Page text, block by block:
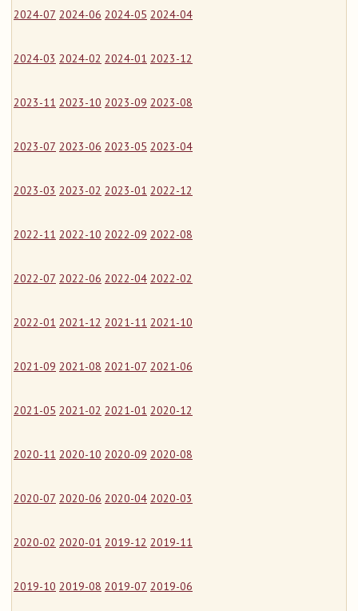
2024-07 2024-06 2024-05 2024-04
2024-03 2024-02 2024-01 2023-12
2023-11 2023-10 2023-09 2023-08
2023-07 2023-06 2023-05 2023-04
2023-03 2023-02 2023-01 2022-12
2022-11 2022-10 2022-09 2022-08
2022-07 2022-06 2022-04 2022-02
2022-01 2021-12 2021-11 2021-10
2021-09 2021-08 2021-07 2021-06
2021-05 2021-02 2021-01 2020-12
2020-11 2020-10 2020-09 2020-08
2020-07 2020-06 2020-04 2020-03
2020-02 2020-01 2019-12 2019-11
2019-10 2019-08 2019-07 2019-06